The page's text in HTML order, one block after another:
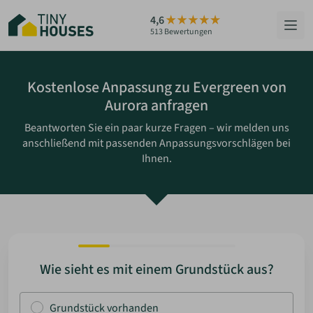
Hauptinhalt
springen
4,6
513 Bewertungen
HÄUSER
GRUNDSTÜCKE
ZUM HAUS-FINDER
PARTNER WERDEN
Kostenlose Anpassung zu Evergreen von
Aurora anfragen
Beantworten Sie ein paar kurze Fragen – wir melden uns
anschließend mit passenden Anpassungsvorschlägen bei
Ihnen.
Wie sieht es mit einem Grundstück aus?
Grundstück vorhanden